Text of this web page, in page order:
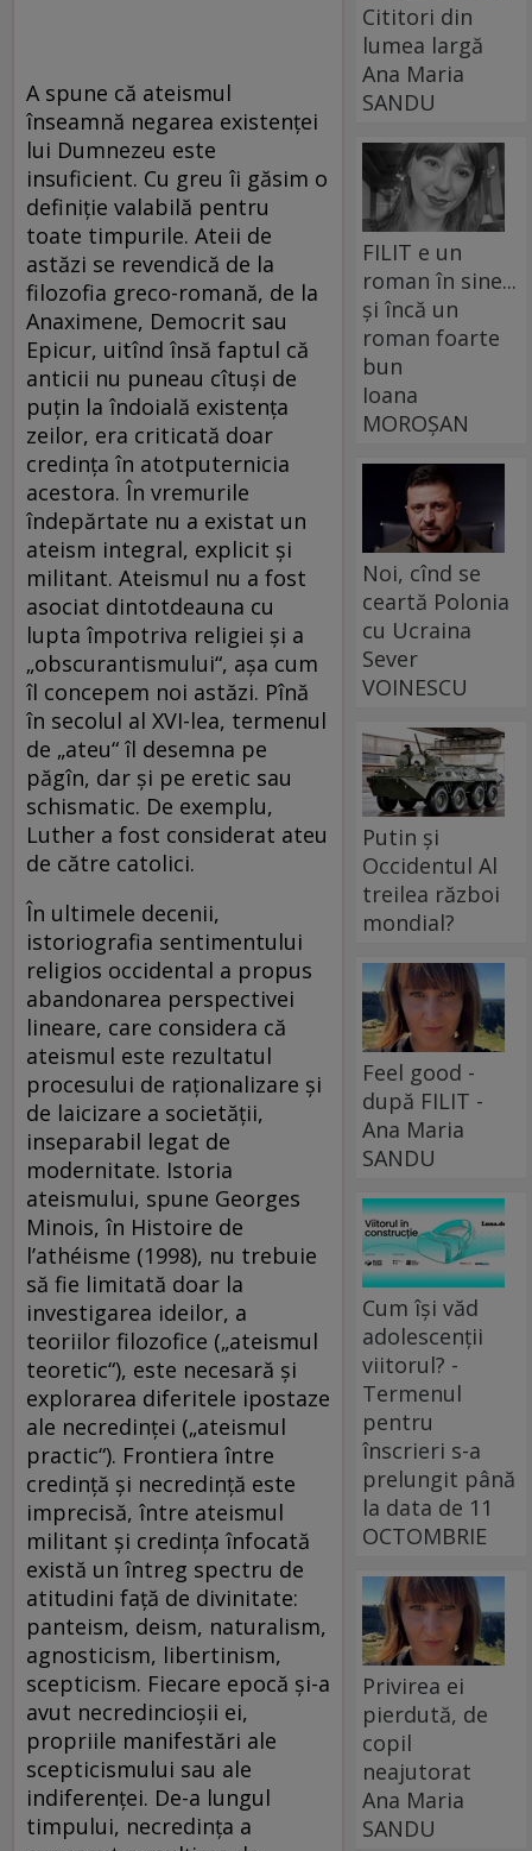
A spune că ateismul
înseamnă negarea existenței
lui Dumnezeu este
insuficient. Cu greu îi găsim o
definiție valabilă pentru
toate timpurile. Ateii de
astăzi se revendică de la
filozofia greco-romană, de la
Anaximene, Democrit sau
Epicur, uitînd însă faptul că
anticii nu puneau cîtuși de
puțin la îndoială existența
zeilor, era criticată doar
credința în atotputernicia
acestora. În vremurile
îndepărtate nu a existat un
ateism integral, explicit și
militant. Ateismul nu a fost
asociat dintotdeauna cu
lupta împotriva religiei și a
„obscurantismului“, așa cum
îl concepem noi astăzi. Pînă
în secolul al XVI-lea, termenul
de „ateu“ îl desemna pe
păgîn, dar și pe eretic sau
schismatic. De exemplu,
Luther a fost considerat ateu
de către catolici.
În ultimele decenii,
istoriografia sentimentului
religios occidental a propus
abandonarea perspectivei
lineare, care considera că
ateismul este rezultatul
procesului de raționalizare și
de laicizare a societății,
inseparabil legat de
modernitate. Istoria
ateismului, spune Georges
Minois, în Histoire de
l’athéisme (1998), nu trebuie
să fie limitată doar la
investigarea ideilor, a
teoriilor filozofice („ateismul
teoretic“), este necesară și
explorarea diferitele ipostaze
ale necredinței („ateismul
practic“). Frontiera între
credință și necredință este
imprecisă, între ateismul
militant și credința înfocată
există un întreg spectru de
atitudini față de divinitate:
panteism, deism, naturalism,
agnosticism, libertinism,
scepticism. Fiecare epocă și-a
avut necredincioșii ei,
propriile manifestări ale
scepticismului sau ale
indiferenței. De-a lungul
timpului, necredința a
Cititori din
lumea largă
Ana Maria
SANDU
FILIT e un
roman în sine...
și încă un
roman foarte
bun
Ioana
MOROȘAN
Noi, cînd se
ceartă Polonia
cu Ucraina
Sever
VOINESCU
Putin și
Occidentul Al
treilea război
mondial?
Feel good -
după FILIT -
Ana Maria
SANDU
Cum își văd
adolescenții
viitorul? -
Termenul
pentru
înscrieri s-a
prelungit până
la data de 11
OCTOMBRIE
Privirea ei
pierdută, de
copil
neajutorat
Ana Maria
SANDU